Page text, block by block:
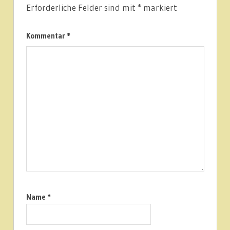
Erforderliche Felder sind mit * markiert
Kommentar *
Name *